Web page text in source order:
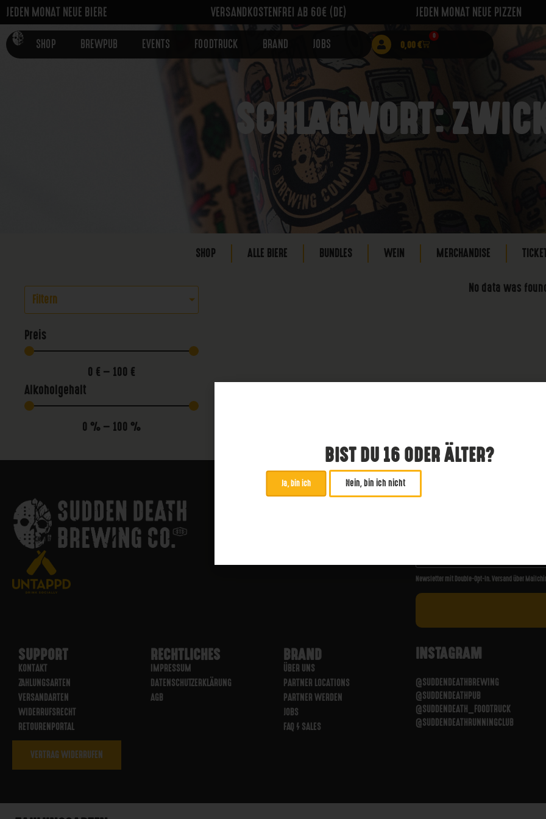
JEDEN MONAT NEUE BIERE VERSANDKOSTENFREI AB 60€ (DE) JEDEN MONAT NEUE PIZZEN
SHOP BREWPUB EVENTS FOODTRUCK BRAND JOBS 0,00€
0
SCHLAGWORT:
SHOP ALLE BIERE BUNDLES WEIN MERCHANDISE
Filtern
Preis
0 € — 100 €
Alkoholgehalt
0 % — 100 %
No data was found
ABONNIERE UNSEREN
Newsletter mit Double-Opt-In. Versand über
SUPPORT
KONTAKT
ZAHLUNGSARTEN
VERSANDARTEN
WIDERRUFSRECHT
RETOURENPORTAL
RECHTLICHES
IMPRESSUM
DATENSCHUTZERKLÄRUNG
AGB
BRAND
ÜBER UNS
PARTNER LOCATIONS
PARTNER WERDEN
JOBS
FAQ / SALES
INSTAGRAM
@SUDDENDEATHBREWING
@SUDDENDEATHPUB
@SUDDENDEATH_FOODTRUCK
@SUDDENDEATHRUNNINGCLUB
VERTRAG WIDERRUFEN
BIST DU 16 ODER ÄLTER?
Ja, bin ich Nein, bin ich nicht